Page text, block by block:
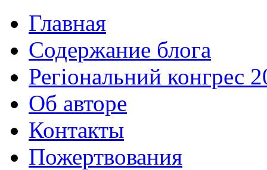
Главная
Содержание блога
Регіональний конгрес
Об авторе
Контакты
Пожертвования